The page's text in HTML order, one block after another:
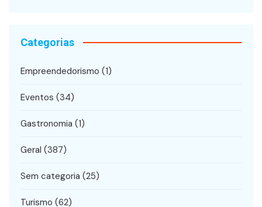
Categorias
Empreendedorismo (1)
Eventos (34)
Gastronomia (1)
Geral (387)
Sem categoria (25)
Turismo (62)